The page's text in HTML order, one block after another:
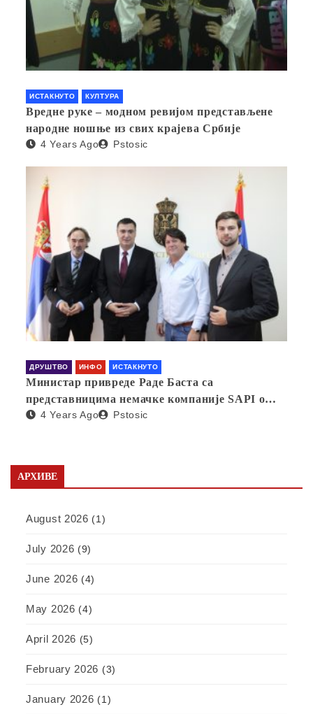
ИСТАКНУТО КУЛТУРА
Вредне руке – модном ревијом представљене
народне ношње из свих крајева Србије
4 Years Ago Pstosic
ДРУШТВО ИНФО ИСТАКНУТО
Министар привреде Раде Баста са
представницима немачке компаније SAPI о
отварању фабрике у Србији
4 Years Ago Pstosic
АРХИВЕ
August 2026 (1)
July 2026 (9)
June 2026 (4)
May 2026 (4)
April 2026 (5)
February 2026 (3)
January 2026 (1)